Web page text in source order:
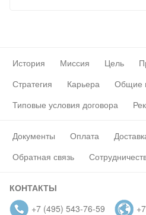
История Миссия Цель
Стратегия
Карьера
Общие
Типовые условия договора
Документы Оплата
Обратная связь
КОНТАКТЫ
+7 (495) 543-76-59